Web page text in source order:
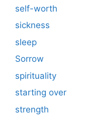
self-worth
sickness
sleep
Sorrow
spirituality
starting over
strength